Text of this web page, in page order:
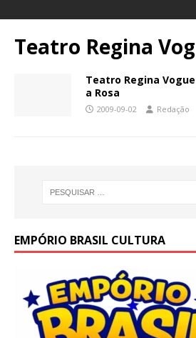
Teatro Regina
Teatro Regina
a Rosa
2009-09-02 Redação
EMPÓRIO BRASIL CULTURA